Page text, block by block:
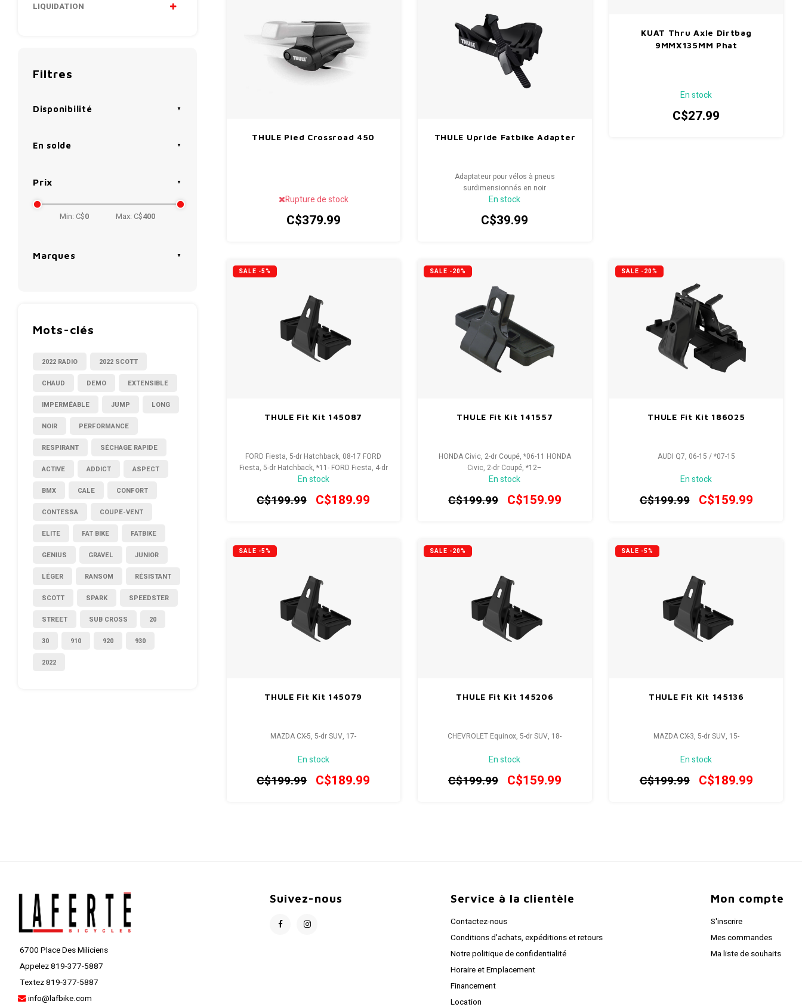
LIQUIDATION
Filtres
Disponibilité
En solde
Prix
Min: C$0 Max: C$400
Marques
Mots-clés
2022 RADIO 2022 SCOTT
CHAUD DEMO EXTENSIBLE
IMPERMÉABLE JUMP LONG
NOIR PERFORMANCE
RESPIRANT SÉCHAGE RAPIDE
ACTIVE ADDICT ASPECT
BMX CALE CONFORT
CONTESSA COUPE-VENT
ELITE FAT BIKE FATBIKE
GENIUS GRAVEL JUNIOR
LÉGER RANSOM RÉSISTANT
SCOTT SPARK SPEEDSTER
STREET SUB CROSS 20
30 910 920 930
2022
THULE Pied Crossroad 450
Rupture de stock
C$379.99
THULE Upride Fatbike Adapter
Adaptateur pour vélos à pneus
surdimensionnés en noir
En stock
C$39.99
KUAT Thru Axle Dirtbag
9MMX135MM Phat
En stock
C$27.99
SALE -5%
THULE Fit Kit 145087
FORD Fiesta, 5-dr Hatchback, 08-17 FORD
Fiesta, 5-dr Hatchback, *11- FORD Fiesta, 4-dr
Sedan, *11-
En stock
C$199.99 C$189.99
SALE -20%
THULE Fit Kit 141557
HONDA Civic, 2-dr Coupé, *06-11 HONDA
Civic, 2-dr Coupé, *12–
En stock
C$199.99 C$159.99
SALE -20%
THULE Fit Kit 186025
AUDI Q7, 06-15 / *07-15
En stock
C$199.99 C$159.99
SALE -5%
THULE Fit Kit 145079
MAZDA CX-5, 5-dr SUV, 17-
En stock
C$199.99 C$189.99
SALE -20%
THULE Fit Kit 145206
CHEVROLET Equinox, 5-dr SUV, 18-
En stock
C$199.99 C$159.99
SALE -5%
THULE Fit Kit 145136
MAZDA CX-3, 5-dr SUV, 15-
En stock
C$199.99 C$189.99
6700 Place Des Miliciens
Appelez 819-377-5887
Textez 819-377-5887
info@lafbike.com
Suivez-nous Service à la clientèle
Contactez-nous
Conditions d'achats, expéditions et retours
Notre politique de confidentialité
Horaire et Emplacement
Financement
Location
Mon compte
S'inscrire
Mes commandes
Ma liste de souhaits